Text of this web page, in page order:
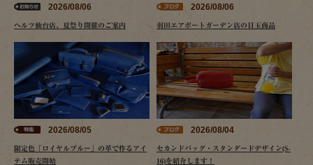
2026/08/06
ヘルツ仙台店、夏祭り開催のご案内
2026/08/06
羽田エアポートガーデン店の目玉商品
2026/08/05
限定色「ロイヤルブルー」の革で作るアイ
テム販売開始
2026/08/04
セカンドバッグ・スタンダードデザイン(S-
16)を紹介します！